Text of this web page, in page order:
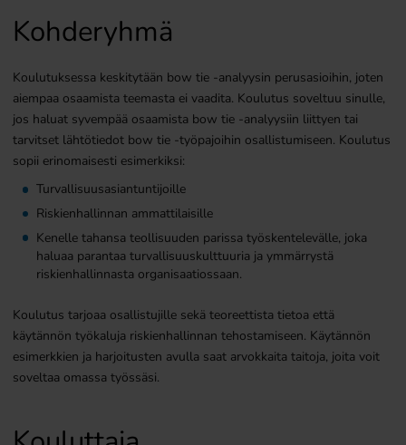
Kohderyhmä
Koulutuksessa keskitytään bow tie -analyysin perusasioihin, joten
aiempaa osaamista teemasta ei vaadita. Koulutus soveltuu sinulle,
jos haluat syvempää osaamista bow tie -analyysiin liittyen tai
tarvitset lähtötiedot bow tie -työpajoihin osallistumiseen. Koulutus
sopii erinomaisesti esimerkiksi:
Turvallisuusasiantuntijoille
Riskienhallinnan ammattilaisille
Kenelle tahansa teollisuuden parissa työskentelevälle, joka
haluaa parantaa turvallisuuskulttuuria ja ymmärrystä
riskienhallinnasta organisaatiossaan.
Koulutus tarjoaa osallistujille sekä teoreettista tietoa että
käytännön työkaluja riskienhallinnan tehostamiseen. Käytännön
esimerkkien ja harjoitusten avulla saat arvokkaita taitoja, joita voit
soveltaa omassa työssäsi.